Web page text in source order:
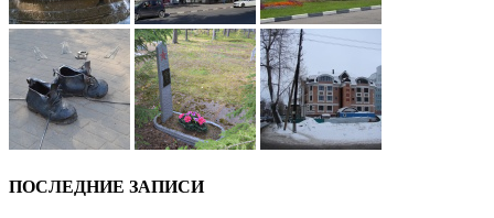
ПОСЛЕДНИЕ ЗАПИСИ